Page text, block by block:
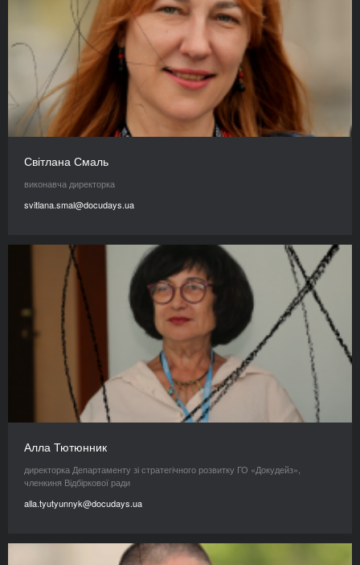
Світлана Смаль
виконавча директорка
svitlana.smal@docudays.ua
Алла Тютюнник
директорка Департаменту зі стратегічного розвитку ГО «Докудейз»,
членкиня Відбіркової ради
alla.tyutyunnyk@docudays.ua